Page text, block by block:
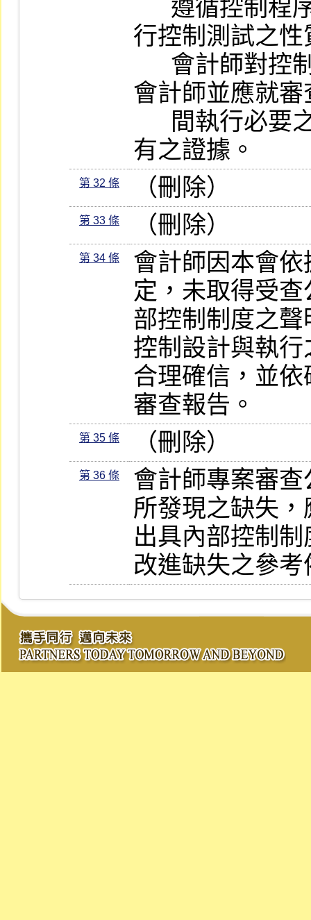
行控制測試之
會計師並應就
有之證據。
第 32 條 （刪除）
第 33 條 （刪除）
第 34 條
會計師因本會
定，未取得受
部控制制度之
控制設計與執
合理確信，並依
審查報告。
第 35 條 （刪除）
第 36 條
會計師專案審
所發現之缺失
出具內部控制
改進缺失之參考